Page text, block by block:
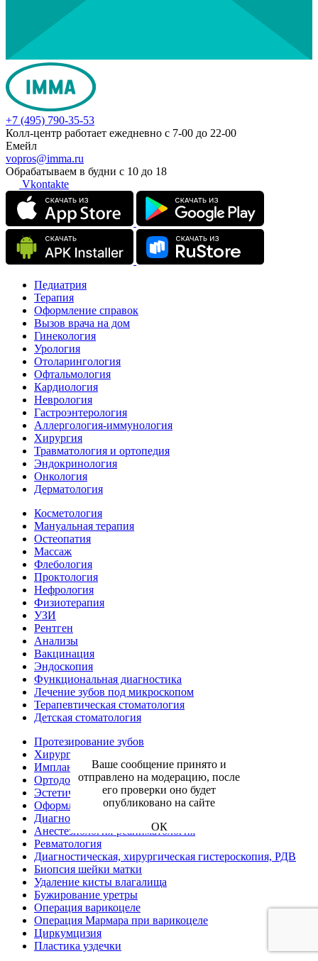
+7 (495) 790-35-53
Колл-центр работает ежедневно с 7-00 до 22-00
Емейл
vopros@imma.ru
Обрабатываем в будни с 10 до 18
Vkontakte
Педиатрия
Терапия
Оформление справок
Вызов врача на дом
Гинекология
Урология
Отоларингология
Офтальмология
Кардиология
Неврология
Гастроэнтерология
Аллергология-иммунология
Хирургия
Травматология и ортопедия
Эндокринология
Онкология
Дерматология
Косметология
Мануальная терапия
Остеопатия
Массаж
Флебология
Проктология
Нефрология
Физиотерапия
УЗИ
Рентген
Анализы
Вакцинация
Эндоскопия
Функциональная диагностика
Лечение зубов под микроскопом
Терапевтическая стоматология
Детская стоматология
Протезирование зубов
Хирургическая стоматология
Имплантология
Ортодонтия
Эстетическая стоматология
Оформление больничного листа
Диагностика
Анестезиология-реаниматология
Ревматология
Диагностическая, хирургическая гистероскопия, РДВ
Биопсия шейки матки
Удаление кисты влагалища
Бужирование уретры
Операция варикоцеле
Операция Мармара при варикоцеле
Циркумцизия
Пластика уздечки
Ваше сообщение принято и
отправлено на модерацию, после
его проверки оно будет
опубликовано на сайте
ОК